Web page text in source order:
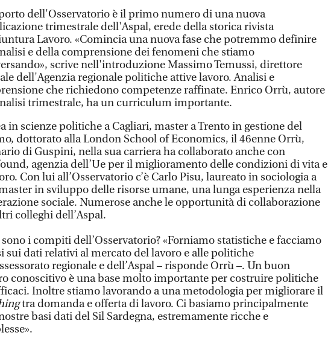
dell'Osservatorio è il primo numero di una nuova
trimestrale dell'Aspal, erede della storica rivista
Lavoro. «Comincia una nuova fase che potremmo definire
e della comprensione dei fenomeni che stiamo
scrive nell'introduzione Massimo Temussi, direttore
dell'Agenzia regionale politiche attive lavoro. Analisi e
che richiedono competenze raffinate. Enrico Orrù, autore
trimestrale, ha un curriculum importante.
in scienze politiche a Cagliari, master a Trento in gestione del
dottorato alla London School of Economics, il 46enne Orrù,
di Guspini, nella sua carriera ha collaborato anche con
agenzia dell’Ue per il miglioramento delle condizioni di vita e
Con lui all’Osservatorio c’è Carlo Pisu, laureato in sociologia a
in sviluppo delle risorse umane, una lunga esperienza nella
sociale. Numerose anche le opportunità di collaborazione
colleghi dell’Aspal.
i compiti dell’Osservatorio? «Forniamo statistiche e facciamo
sui dati relativi al mercato del lavoro e alle politiche
regionale e dell’Aspal – risponde Orrù –. Un buon
conoscitivo è una base molto importante per costruire politiche
Inoltre stiamo lavorando a una metodologia per migliorare il
tra domanda e offerta di lavoro. Ci basiamo principalmente
basi dati del Sil Sardegna, estremamente ricche e